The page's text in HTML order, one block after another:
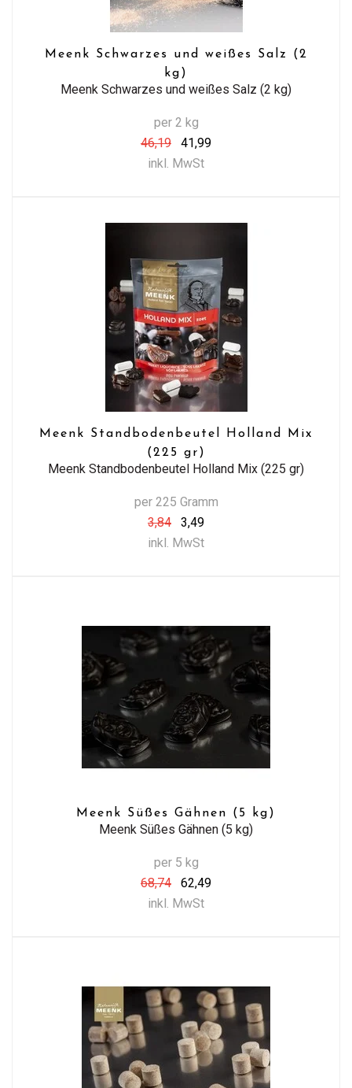
Meenk Schwarzes und weißes Salz (2
kg)
Meenk Schwarzes und weißes Salz (2 kg)
per 2 kg
46,19
41,99
inkl. MwSt
Meenk Standbodenbeutel Holland Mix
(225 gr)
Meenk Standbodenbeutel Holland Mix (225 gr)
per 225 Gramm
3,84
3,49
inkl. MwSt
Meenk Süßes Gähnen (5 kg)
Meenk Süßes Gähnen (5 kg)
per 5 kg
68,74
62,49
inkl. MwSt